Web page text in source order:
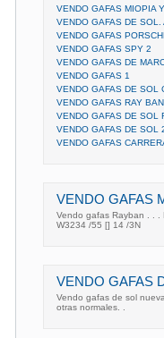
VENDO GAFAS MIOPIA
VENDO GAFAS DE SOL.
VENDO GAFAS
VENDO GAFAS SPY 2
VENDO GAFAS DE
VENDO GAFAS 1
VENDO GAFAS DE SOL
VENDO GAFAS RAY
VENDO GAFAS DE SOL
VENDO GAFAS DE SOL
VENDO GAFAS
VENDO GAFAS
Vendo gafas Rayban . . .
W3234 /55 [] 14 /3N
VENDO GAFAS
Vendo gafas de sol
otras normales. .